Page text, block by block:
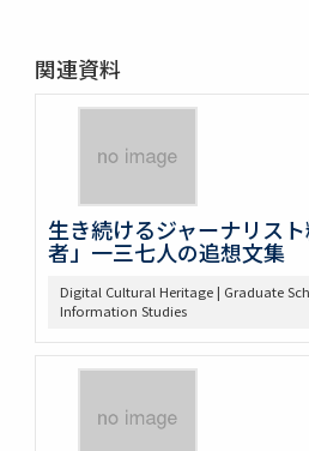
関連資料
生き続けるジャーナリス
者」一三七人の追想
Digital Cultural Heritage | Graduate
Information Studies